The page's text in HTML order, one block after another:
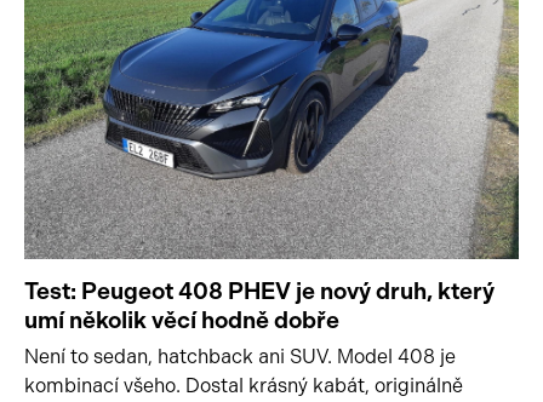
Test: Peugeot 408 PHEV je nový druh, který
umí několik věcí hodně dobře
Není to sedan, hatchback ani SUV. Model 408 je
kombinací všeho. Dostal krásný kabát, originálně